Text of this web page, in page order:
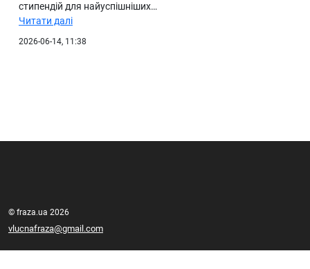
стипендій для найуспішніших…
Читати далі
2026-06-14, 11:38
© fraza.ua 2026
vlucnafraza@gmail.com